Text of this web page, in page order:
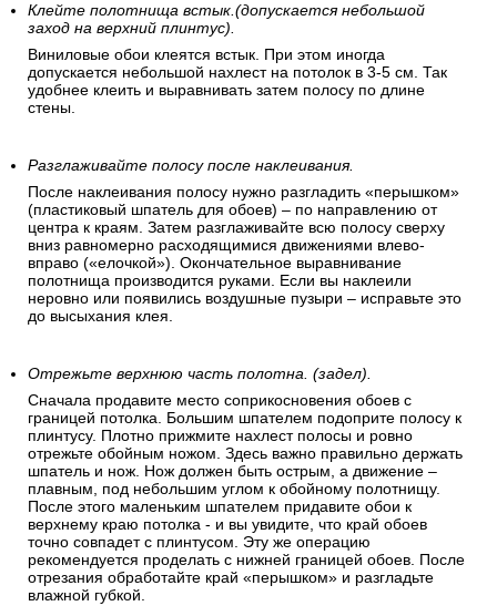
Клейте полотнища встык.(допускается небольшой
заход на верхний плинтус).
Виниловые обои клеятся встык. При этом иногда
допускается небольшой нахлест на потолок в 3-5 см. Так
удобнее клеить и выравнивать затем полосу по длине
стены.
Разглаживайте полосу после наклеивания.
После наклеивания полосу нужно разгладить «перышком»
(пластиковый шпатель для обоев) – по направлению от
центра к краям. Затем разглаживайте всю полосу сверху
вниз равномерно расходящимися движениями влево-
вправо («елочкой»). Окончательное выравнивание
полотнища производится руками. Если вы наклеили
неровно или появились воздушные пузыри – исправьте это
до высыхания клея.
Отрежьте верхнюю часть полотна. (задел).
Сначала продавите место соприкосновения обоев с
границей потолка. Большим шпателем подоприте полосу к
плинтусу. Плотно прижмите нахлест полосы и ровно
отрежьте обойным ножом. Здесь важно правильно держать
шпатель и нож. Нож должен быть острым, а движение –
плавным, под небольшим углом к обойному полотнищу.
После этого маленьким шпателем придавите обои к
верхнему краю потолка - и вы увидите, что край обоев
точно совпадет с плинтусом. Эту же операцию
рекомендуется проделать с нижней границей обоев. После
отрезания обработайте край «перышком» и разгладьте
влажной губкой.